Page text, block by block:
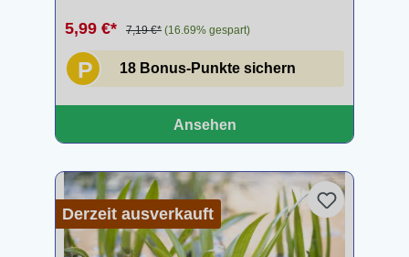
5,99 €* 7,19 €* (16.69% gespart)
P 18 Bonus-Punkte sichern
Ansehen
Derzeit ausverkauft